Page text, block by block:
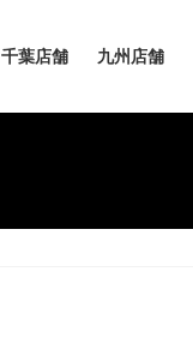
千葉店舗 九州店舗